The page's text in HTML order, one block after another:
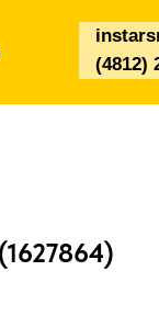
(4812)